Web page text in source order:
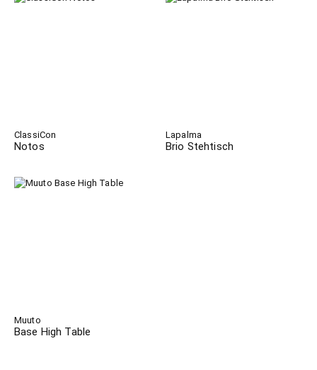
ClassiCon
Notos
Lapalma
Brio Stehtisch
Muuto
Base High Table